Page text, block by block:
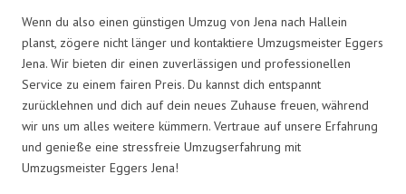
Wenn du also einen günstigen Umzug von Jena nach Hallein
planst, zögere nicht länger und kontaktiere Umzugsmeister Eggers
Jena. Wir bieten dir einen zuverlässigen und professionellen
Service zu einem fairen Preis. Du kannst dich entspannt
zurücklehnen und dich auf dein neues Zuhause freuen, während
wir uns um alles weitere kümmern. Vertraue auf unsere Erfahrung
und genieße eine stressfreie Umzugserfahrung mit
Umzugsmeister Eggers Jena!